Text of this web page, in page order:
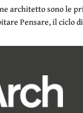
architetto sono le
Pensare, il ciclo